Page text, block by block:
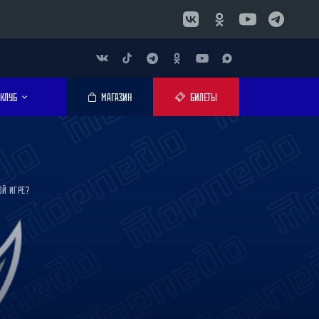
КЛУБ МАГАЗИН БИЛЕТЫ
ИГРЕ?